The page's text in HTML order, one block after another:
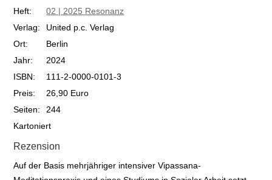
Heft:
02 | 2025 Resonanz
Verlag:
United p.c. Verlag
Ort:
Berlin
Jahr:
2024
ISBN:
111-2-0000-0101-3
Preis:
26,90 Euro
Seiten:
244
Kartoniert
Rezension
Auf der Basis mehrjähriger intensiver Vipassana-